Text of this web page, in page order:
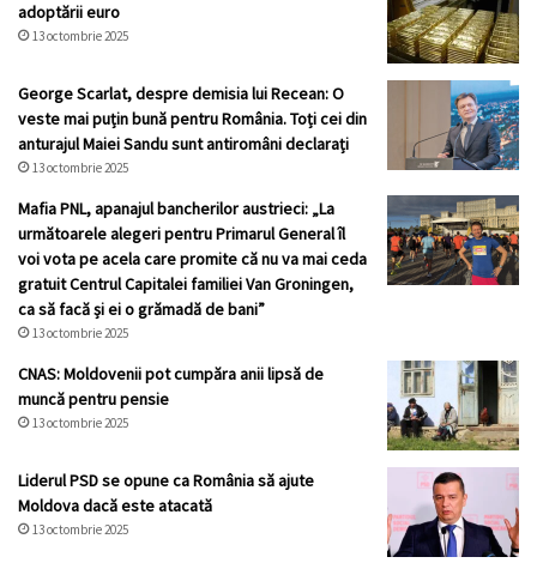
adoptării euro
13 octombrie 2025
George Scarlat, despre demisia lui Recean: O
veste mai puțin bună pentru România. Toți cei din
anturajul Maiei Sandu sunt antiromâni declarați
13 octombrie 2025
Mafia PNL, apanajul bancherilor austrieci: „La
următoarele alegeri pentru Primarul General îl
voi vota pe acela care promite că nu va mai ceda
gratuit Centrul Capitalei familiei Van Groningen,
ca să facă și ei o grămadă de bani”
13 octombrie 2025
CNAS: Moldovenii pot cumpăra anii lipsă de
muncă pentru pensie
13 octombrie 2025
Liderul PSD se opune ca România să ajute
Moldova dacă este atacată
13 octombrie 2025